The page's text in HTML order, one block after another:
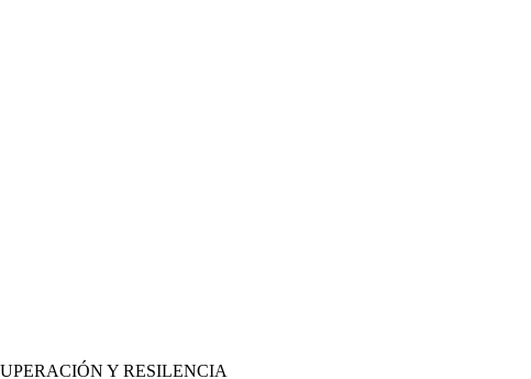
Y RESILENCIA